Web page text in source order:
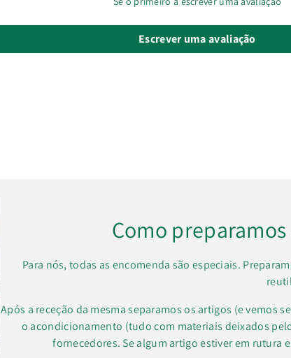
Escrever uma avaliação
Como
Para nós, todas as encomenda são especiais.
Após a receção da mesma separamos os artigos (e vemos
o acondicionamento (tudo com materiais deixados
fornecedores. Se algum artigo estiver em rutura